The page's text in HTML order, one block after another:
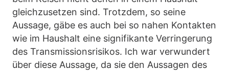
gleichzusetzen sind. Trotzdem, so seine
Aussage, gäbe es auch bei so nahen Kontakten
wie im Haushalt eine signifikante Verringerung
des Transmissionsrisikos. Ich war verwundert
über diese Aussage, da sie den Aussagen des